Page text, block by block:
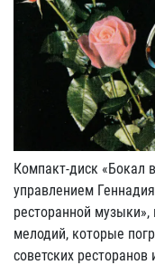
Компакт-диск «Бокал
управлением
ресторанной
мелодий, которые
советских